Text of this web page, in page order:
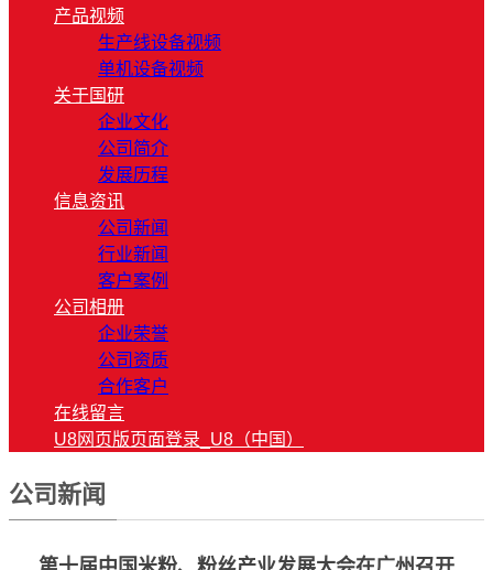
产品视频
生产线设备视频
单机设备视频
关于国研
企业文化
公司简介
发展历程
信息资讯
公司新闻
行业新闻
客户案例
公司相册
企业荣誉
公司资质
合作客户
在线留言
U8网页版页面登录_U8（中国）
公司新闻